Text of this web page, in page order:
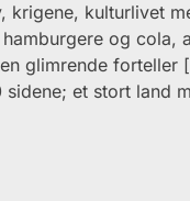
krigene, kulturlivet
og cola,
glimrende forteller
et stort land